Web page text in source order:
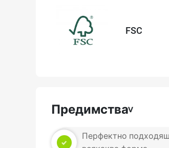
FSC
Предимства
Перфектно